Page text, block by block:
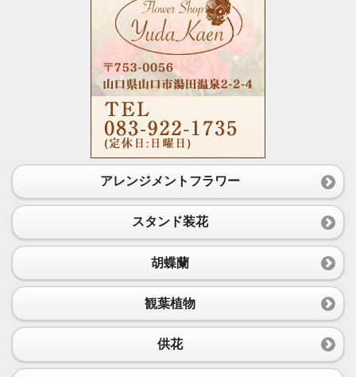
アレンジメントフラワー
スタンド装花
胡蝶蘭
観葉植物
供花